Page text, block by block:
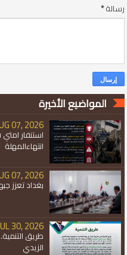
رسالة*
المواضيع الأخيرة
07, 2026
استنفار
انتهاءالمهلة
07, 2026
بغداد تعزز
30, 2026
طريق
الزيدي